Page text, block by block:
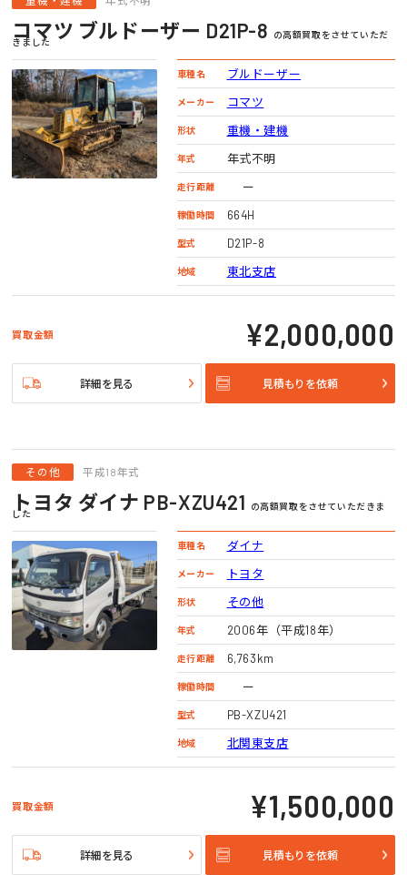
コマツ ブルドーザー D21P-8 の高額買取をさせていただ
きました
車種名 ブルドーザー
メーカー コマツ
形状 重機・建機
年式 年式不明
走行距離 ー
稼働時間 664H
型式 D21P-8
地域 東北支店
買取金額 ¥2,000,000
詳細を見る 見積もりを依頼
その他 平成18年式
トヨタ ダイナ PB-XZU421 の高額買取をさせていただきま
した
車種名 ダイナ
メーカー トヨタ
形状 その他
年式 2006年（平成18年）
走行距離 6,763km
稼働時間 ー
型式 PB-XZU421
地域 北関東支店
買取金額 ¥1,500,000
詳細を見る 見積もりを依頼